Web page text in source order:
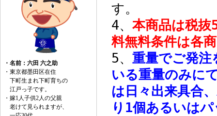
す。
4、 本商品は税抜
料無料条件は各
5、 重量でご発注
いる重量のみに
は日々出来具合
り1個あるいは